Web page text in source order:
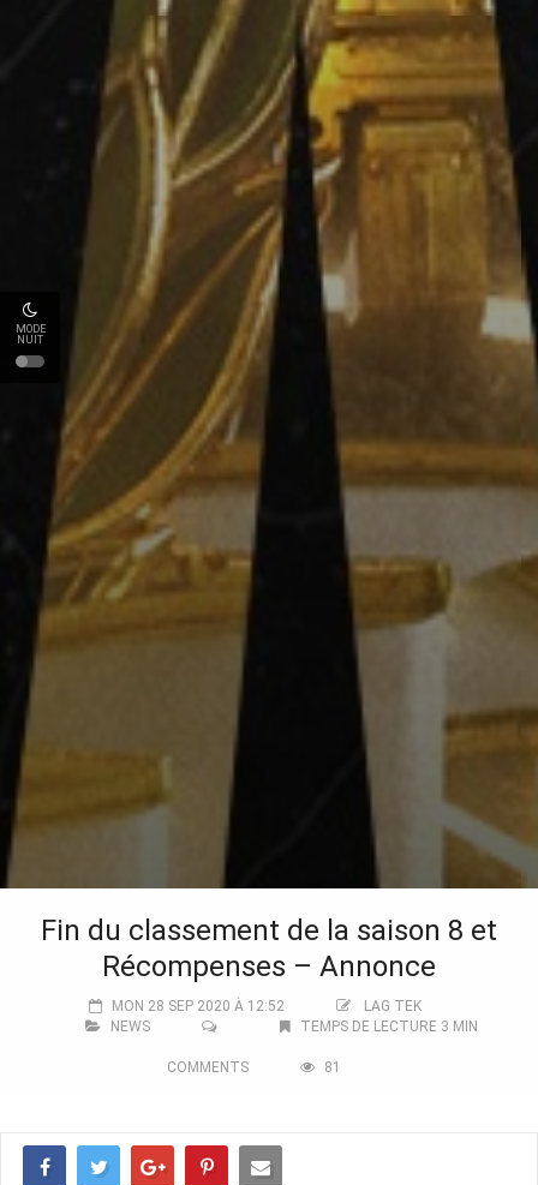
MODE
NUIT
Fin du classement de la saison 8 et
Récompenses – Annonce
MON 28 SEP 2020 À 12:52
LAG TEK
NEWS
TEMPS DE LECTURE 3 MIN
COMMENTS 81